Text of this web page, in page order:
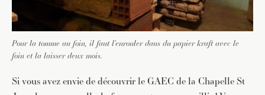
Pour la tomme au foin, il faut l’enrouler dans du papier kraft avec le
foin et la laisser deux mois.
Si vous avez envie de découvrir le GAEC de la Chapelle St